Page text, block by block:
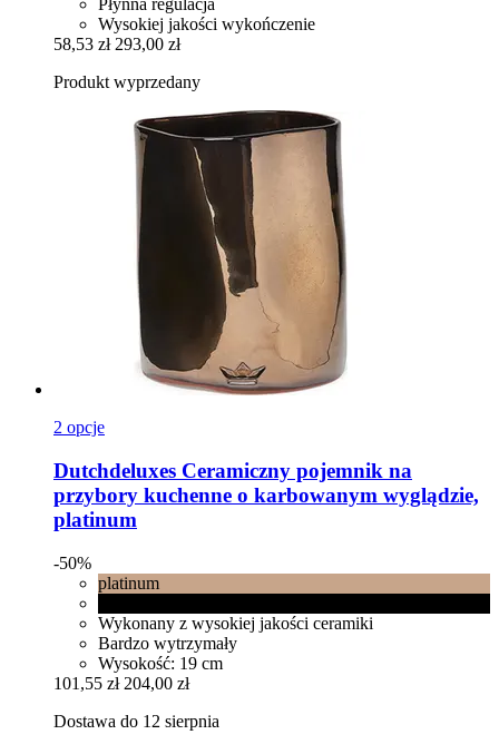
Płynna regulacja
Wysokiej jakości wykończenie
58,53 zł 293,00 zł
Produkt wyprzedany
2 opcje
Dutchdeluxes Ceramiczny pojemnik na
przybory kuchenne o karbowanym wyglądzie,
platinum
-50%
platinum
Wykonany z wysokiej jakości ceramiki
Bardzo wytrzymały
Wysokość: 19 cm
101,55 zł 204,00 zł
Dostawa do 12 sierpnia